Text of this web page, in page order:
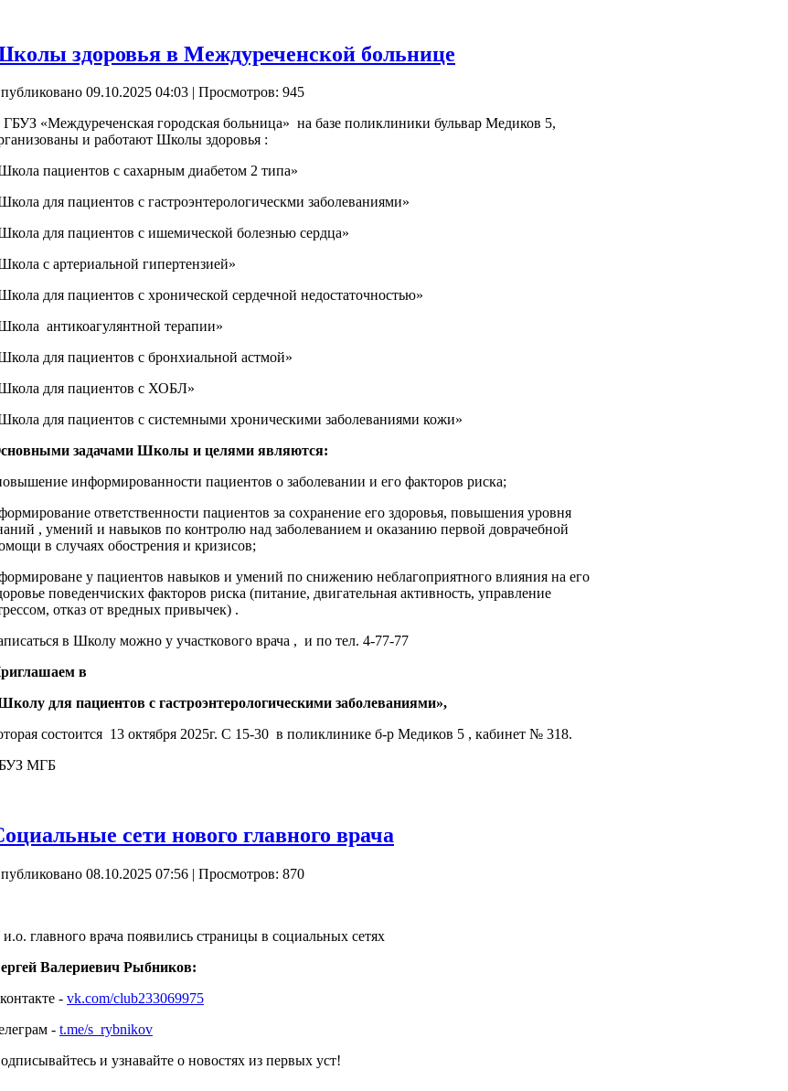
здоровья в Междуреченской больнице
09.10.2025 04:03 | Просмотров: 945
«Междуреченская городская больница» на базе поликлиники бульвар Медиков 5,
и работают Школы здоровья :
пациентов с сахарным диабетом 2 типа»
для пациентов с гастроэнтерологическми заболеваниями»
для пациентов с ишемической болезнью сердца»
с артериальной гипертензией»
для пациентов с хронической сердечной недостаточностью»
антикоагулянтной терапии»
для пациентов с бронхиальной астмой»
для пациентов с ХОБЛ»
для пациентов с системными хроническими заболеваниями кожи»
задачами Школы и целями являются:
информированности пациентов о заболевании и его факторов риска;
ответственности пациентов за сохранение его здоровья, повышения уровня
, умений и навыков по контролю над заболеванием и оказанию первой доврачебной
в случаях обострения и кризисов;
у пациентов навыков и умений по снижению неблагоприятного влияния на его
поведенчиских факторов риска (питание, двигательная активность, управление
отказ от вредных привычек) .
в Школу можно у участкового врача , и по тел. 4-77-77
в
для пациентов с гастроэнтерологическими заболеваниями»,
состоится 13 октября 2025г. С 15-30 в поликлинике б-р Медиков 5 , кабинет № 318.
МГБ
сети нового главного врача
08.10.2025 07:56 | Просмотров: 870
главного врача появились страницы в социальных сетях
Валериевич Рыбников:
- vk.com/club233069975
- t.me/s_rybnikov
и узнавайте о новостях из первых уст!